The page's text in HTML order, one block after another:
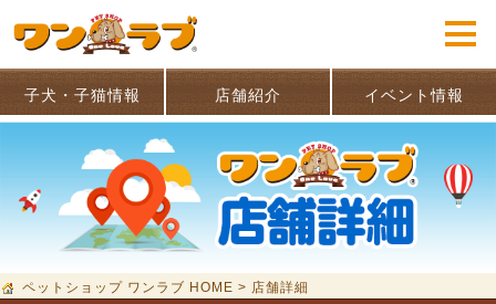
子犬・子猫情報 店舗紹介 イベント情報
ペットショップ ワンラブ HOME > 店舗詳細